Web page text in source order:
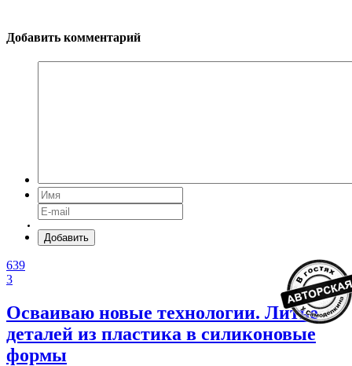
Добавить комментарий
Добавить
639
3
Осваиваю новые технологии. Литье
деталей из пластика в силиконовые
формы